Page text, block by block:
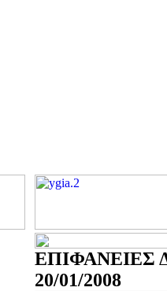
ΕΠΙΦΑΝΕΙΕΣ
20/01/2008